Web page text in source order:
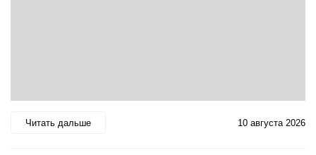
Читать дальше 10 августа 2026